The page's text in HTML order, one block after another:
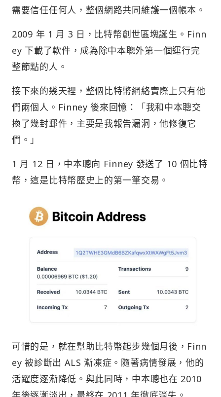
需要信任任何人，整個網路共同維護一個帳本。
2009 年 1 月 3 日，比特幣創世區塊誕生。Finn
ey 下載了軟件，成為除中本聰外第一個運行完
整節點的人。
接下來的幾天裡，整個比特幣網絡實際上只有他
們兩個人。Finney 後來回憶：「我和中本聰交
換了幾封郵件，主要是我報告漏洞，他修復它
們。」
1 月 12 日，中本聰向 Finney 發送了 10 個比特
幣，這是比特幣歷史上的第一筆交易。
可惜的是，就在幫助比特幣起步幾個月後，Finn
ey 被診斷出 ALS 漸凍症。隨著病情發展，他的
活躍度逐漸降低。與此同時，中本聰也在 2010